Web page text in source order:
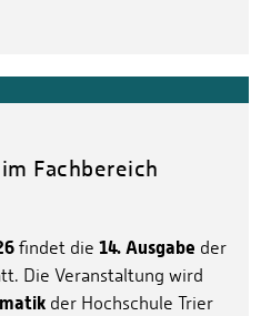
Fachbereich
findet die 14. Ausgabe der
Die Veranstaltung wird
der Hochschule Trier